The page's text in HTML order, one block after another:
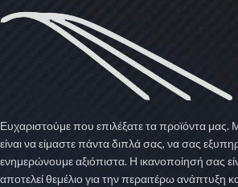
Ευχαριστούμε που επιλέξατε τα προϊόντα μας.
είναι να είμαστε πάντα διπλά σας, να σας
ενημερώνουμε αξιόπιστα. Η ικανοποίησή σας
αποτελεί θεμέλιο για την περαιτέρω ανάπτυξη